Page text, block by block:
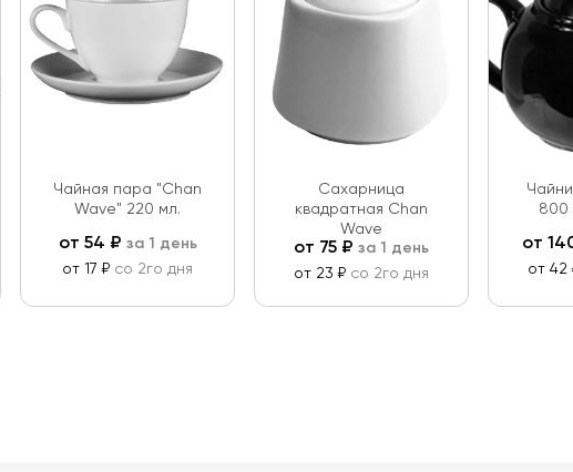
Чайная пара "Chan
Wave" 220 мл.
от 54 ₽ за 1 день
от 17 ₽ со 2го дня
Сахарница
квадратная Chan
Wave
от 75 ₽ за 1 день
от 23 ₽ со 2го дня
800
от
от 42